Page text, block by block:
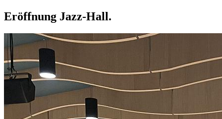
Eröffnung Jazz-Hall.